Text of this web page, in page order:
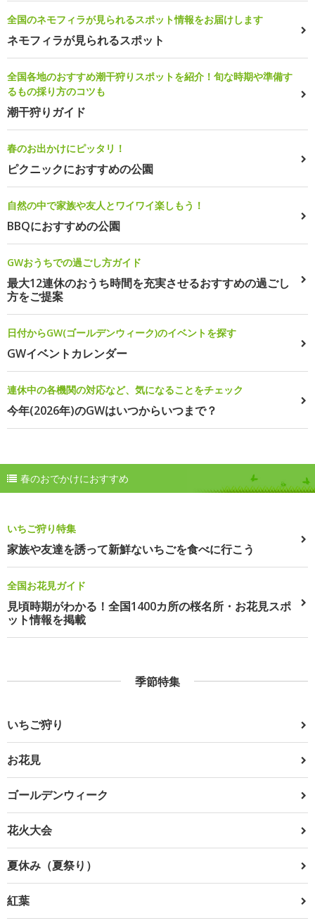
全国のネモフィラが見られるスポット情報をお届けします
ネモフィラが見られるスポット
全国各地のおすすめ潮干狩りスポットを紹介！旬な時期や準備す
るもの採り方のコツも
潮干狩りガイド
春のお出かけにピッタリ！
ピクニックにおすすめの公園
自然の中で家族や友人とワイワイ楽しもう！
BBQにおすすめの公園
GWおうちでの過ごし方ガイド
最大12連休のおうち時間を充実させるおすすめの過ごし
方をご提案
日付からGW(ゴールデンウィーク)のイベントを探す
GWイベントカレンダー
連休中の各機関の対応など、気になることをチェック
今年(2026年)のGWはいつからいつまで？
春のおでかけにおすすめ
いちご狩り特集
家族や友達を誘って新鮮ないちごを食べに行こう
全国お花見ガイド
見頃時期がわかる！全国1400カ所の桜名所・お花見スポ
ット情報を掲載
季節特集
いちご狩り
お花見
ゴールデンウィーク
花火大会
夏休み（夏祭り）
紅葉